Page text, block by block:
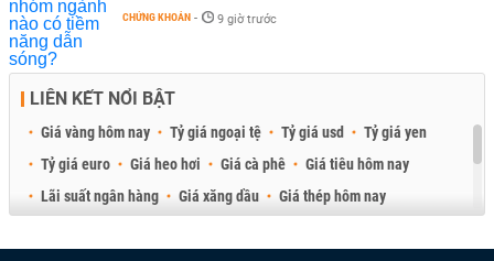
CHỨNG KHOÁN - 9 giờ trước
LIÊN KẾT NỔI BẬT
Giá vàng hôm nay Tỷ giá ngoại tệ Tỷ giá usd
Tỷ giá yen
Tỷ giá euro
Giá heo hơi Giá cà phê
Giá tiêu hôm nay
Lãi suất ngân hàng
Giá xăng dầu
Giá thép hôm nay